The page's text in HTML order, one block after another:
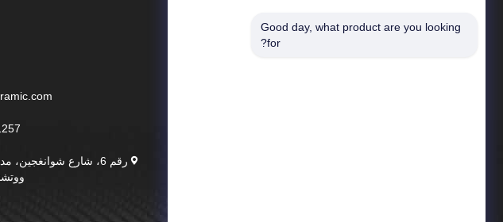
المنتجات
رقم 6، شارع
Good day, what product are you looking
for?